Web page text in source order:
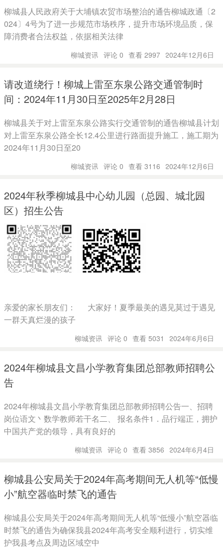
柳城县人民政府关于大埔镇农贸市场整治的通告柳城政通〔2
024〕4号为了进一步规范市场秩序，提升市场环境品质，保
障消费者合法权益，依据相关法律
柳城资讯 评论 0 查看 2997 2024年12月6日
请改道绕行！柳城上雷至东泉公路交通管制时
间：2024年11月30日至2025年2月28日
柳城县关于对上雷至东泉公路实行交通管制的通告柳城县计划
对上雷至东泉公路全长12.4公里进行路面提升施工，施工期为
2024年11月30日至20
柳城资讯 评论 0 查看 3116 2024年12月6日
2024年秋季柳城县中心幼儿园（总园、城北园
区）招生公告
亲爱的家长朋友们： 大家好！夏季最美的遇见莫过于遇见
一群天真烂漫的孩子
柳城资讯 评论 0 查看 5031 2024年6月6日
2024年柳城县文昌小学教育集团总部教师招聘公
告
2024年柳城县文昌小学教育集团总部教师招聘公告一、招聘
岗位语文丶数学教师若干名二、 报名条件1．品行端正，拥护
中国共产党的领导，具有良好的
柳城资讯 评论 0 查看 3856 2024年6月4日
柳城县公安局关于2024年高考期间无人机等“低慢
小”航空器临时禁飞的通告
柳城县公安局关于2024年高考期间无人机等“低慢小”航空器临
时禁飞的通告为确保我县2024年高考安全顺利进行，切实维
护我县考点及周边区域空中